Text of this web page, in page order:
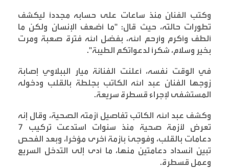
وكتب الفنان منذ ساعات على حسابه مجدداً ليكشف
تطورات حالته، حيث قال: "ما أضعف الإنسان ولكن ما
ألطف وأكرم وأرحم الله، بفضل الله فترة صعبة ومرت
بخير وسلام، شكراً لدعواتكم الطيبة".
في الوقت نفسه، أعلنت الفنانة ميار الببلاوي إصابة
زوجها الفنان عبد الله الكاتب بجلطة بالقلب ودخوله
المستشفى لإجراء قسطرة سريعة.
وكشف عبد الله الكاتب تفاصيل أزمته الصحية، وقال إنه
تعرض لأزمة صحية منذ سنوات استدعت تركيب 7
دعامات بالقلب، وفوجئ بأزمة أخرى مؤخرا، وبعد الفحص
تبين انسداد دعامتين منها، ما أدى إلى التدخل السريع
وعمل قسطرة.